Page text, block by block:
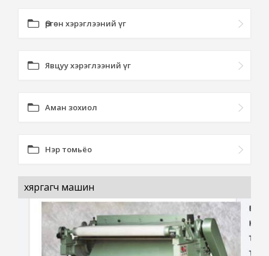
Өргөн хэрэглээний үг
Явцуу хэрэглээний үг
Аман зохиол
Нэр томьёо
хяргагч машин